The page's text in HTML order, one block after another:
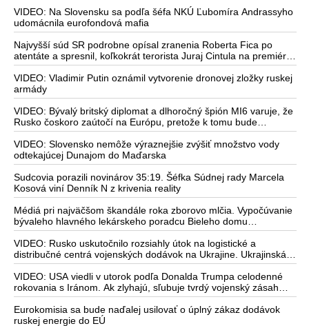
Zelenskyj sa v zúfalstve snaží prostredníctvom NATO zabezpečiť
ich dodávky
VIDEO: Na Slovensku sa podľa šéfa NKÚ Ľubomíra Andrassyho
udomácnila eurofondová mafia
Najvyšší súd SR podrobne opísal zranenia Roberta Fica po
atentáte a spresnil, koľkokrát terorista Juraj Cintula na premiéra
vystrelil
VIDEO: Vladimir Putin oznámil vytvorenie dronovej zložky ruskej
armády
VIDEO: Bývalý britský diplomat a dlhoročný špión MI6 varuje, že
Rusko čoskoro zaútočí na Európu, pretože k tomu bude
dotlačené rovnako, ako bolo dotlačené k invázii na Ukrajinu v
roku 2022. Zelenskyj medzitým v Kyjeve naliehal na
zhromaždených diplomatov, aby vo svete zháňali energie pre
Ukrajinu na zimu. Putin vraj bude mobilizovať a vojna sa do zimy
pravdepodobne neskončí
VIDEO: Slovensko nemôže výraznejšie zvýšiť množstvo vody
odtekajúcej Dunajom do Maďarska
Sudcovia porazili novinárov 35:19. Šéfka Súdnej rady Marcela
Kosová viní Denník N z krivenia reality
Médiá pri najväčšom škandále roka zborovo mlčia. Vypočúvanie
bývaleho hlavného lekárskeho poradcu Bieleho domu
Anthonyho Fauciho pred výborom amerického Senátu väčšina
médií ignorovala
VIDEO: Rusko uskutočnilo rozsiahly útok na logistické a
distribučné centrá vojenských dodávok na Ukrajine. Ukrajinská
protivzdušná obrana nedokázala počas ničivého nočného útoku
na Kyjev a jeho okolie zachytiť ani jednu ruskú raketu
VIDEO: USA viedli v utorok podľa Donalda Trumpa celodenné
rokovania s Iránom. Ak zlyhajú, sľubuje tvrdý vojenský zásah
proti Teheránu
Eurokomisia sa bude naďalej usilovať o úplný zákaz dodávok
ruskej energie do EÚ